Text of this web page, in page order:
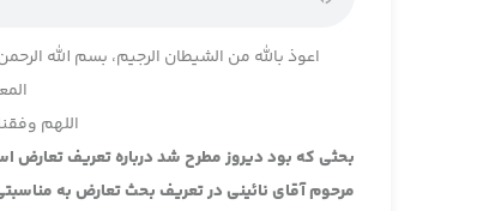
اعوذ بالله من الشیطان الرجیم، بسم الله
اللهم
بحثی که بود دیروز مطرح شد درباره تعریف
مرحوم آقای نائینی در تعریف بحث تعارض به